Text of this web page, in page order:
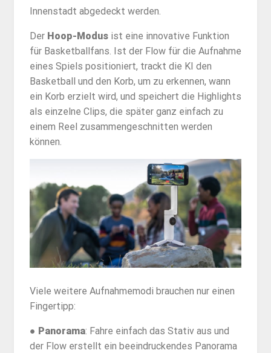
Innenstadt abgedeckt werden.
Der Hoop-Modusist eine innovative Funktion
für Basketballfans. Ist der Flow für die Aufnahme
eines Spiels positioniert, trackt die KI den
Basketball und den Korb, um zu erkennen, wann
ein Korb erzielt wird, und speichert die Highlights
als einzelne Clips, die später ganz einfach zu
einem Reel zusammengeschnitten werden
können.
Viele weitere Aufnahmemodi brauchen nur einen
Fingertipp:
● Panorama: Fahre einfach das Stativ aus und
der Flow erstellt ein beeindruckendes Panorama